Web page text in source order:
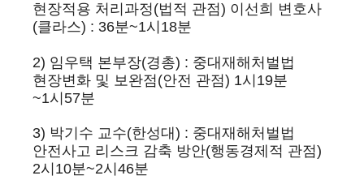
현장적용 처리과정(법적 관점) 이선희 변호사
(클라스) : 36분~1시18분
2) 임우택 본부장(경총) : 중대재해처벌법
현장변화 및 보완점(안전 관점) 1시19분
~1시57분
3) 박기수 교수(한성대) : 중대재해처벌법
안전사고 리스크 감축 방안(행동경제적 관점)
2시10분~2시46분